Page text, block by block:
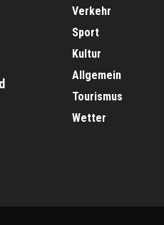
Verkehr
Sport
Kultur
Allgemein
Tourismus
Wetter